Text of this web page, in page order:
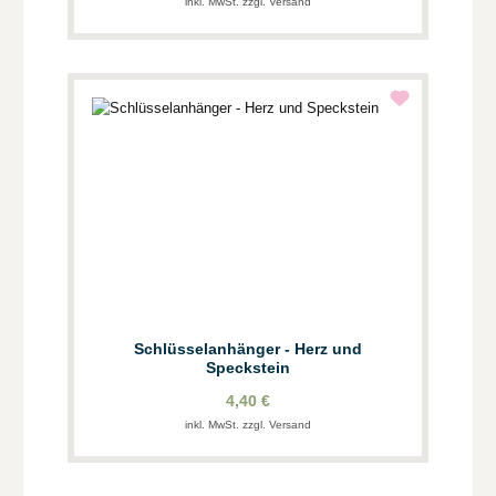
Schlüsselanhänger - Herz und
Speckstein
4,40 €
inkl. MwSt. zzgl. Versand